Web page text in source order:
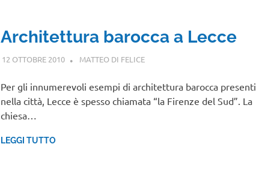
Architettura barocca a Lecce
12 OTTOBRE 2010 MATTEO DI FELICE
Per gli innumerevoli esempi di architettura barocca presenti
nella città, Lecce è spesso chiamata “la Firenze del Sud”. La
chiesa…
LEGGI TUTTO